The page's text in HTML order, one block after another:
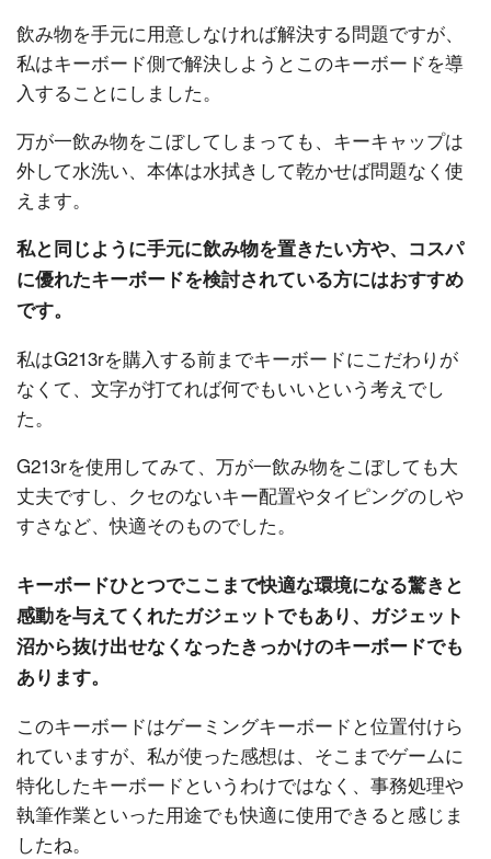
飲み物を手元に用意しなければ解決する問題ですが、
私はキーボード側で解決しようとこのキーボードを導
入することにしました。
万が一飲み物をこぼしてしまっても、キーキャップは
外して水洗い、本体は水拭きして乾かせば問題なく使
えます。
私と同じように手元に飲み物を置きたい方や、コスパ
に優れたキーボードを検討されている方にはおすすめ
です。
私はG213rを購入する前までキーボードにこだわりが
なくて、文字が打てれば何でもいいという考えでし
た。
G213rを使用してみて、万が一飲み物をこぼしても大
丈夫ですし、クセのないキー配置やタイピングのしや
すさなど、快適そのものでした。
キーボードひとつでここまで快適な環境になる驚きと
感動を与えてくれたガジェットでもあり、ガジェット
沼から抜け出せなくなったきっかけのキーボードでも
あります。
このキーボードはゲーミングキーボードと位置付けら
れていますが、私が使った感想は、そこまでゲームに
特化したキーボードというわけではなく、事務処理や
執筆作業といった用途でも快適に使用できると感じま
したね。